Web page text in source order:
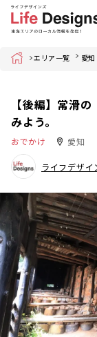
Home エリア一覧 愛知
【後編】常滑
みよう。
おでかけ 愛知
ライフデザイ